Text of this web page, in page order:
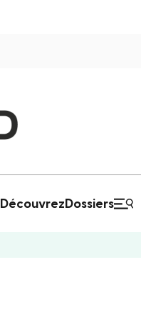
Découvrez Dossiers